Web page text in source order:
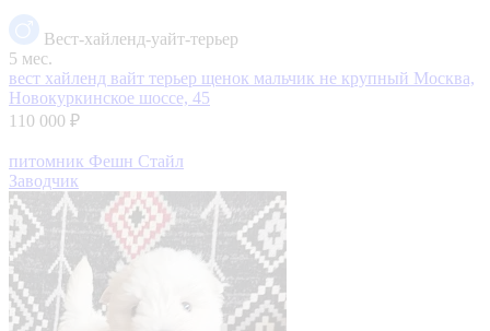
Вест-хайленд-уайт-терьер
5 мес.
вест хайленд вайт терьер щенок мальчик не крупный Москва,
Новокуркинское шоссе, 45
110 000 ₽
питомник Фешн Стайл
Заводчик